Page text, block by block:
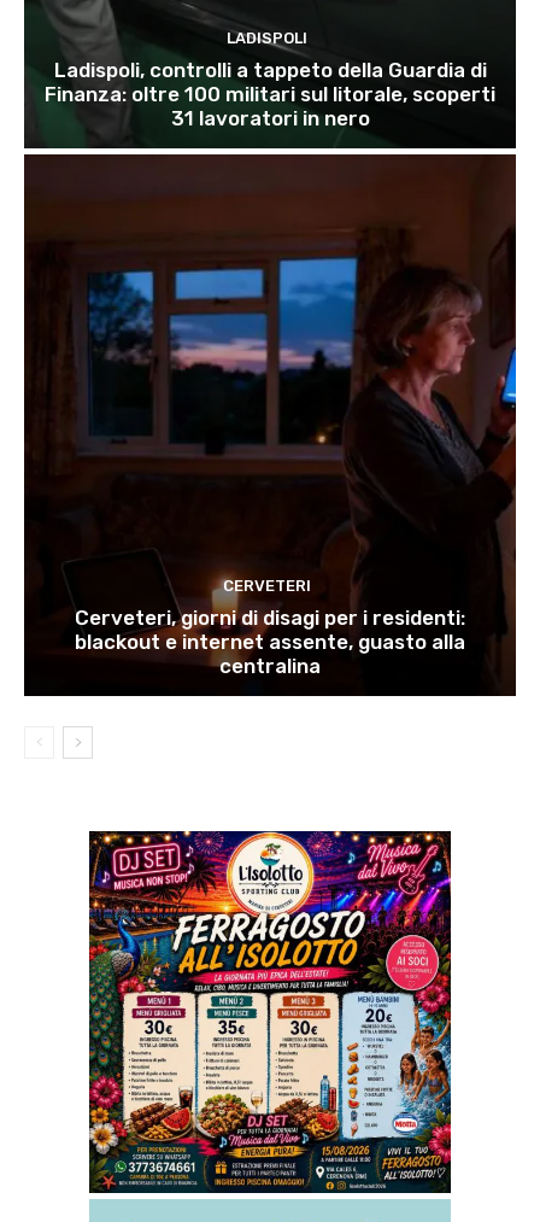
LADISPOLI
Ladispoli, controlli a tappeto della Guardia di
Finanza: oltre 100 militari sul litorale, scoperti
31 lavoratori in nero
CERVETERI
Cerveteri, giorni di disagi per i residenti:
blackout e internet assente, guasto alla
centralina